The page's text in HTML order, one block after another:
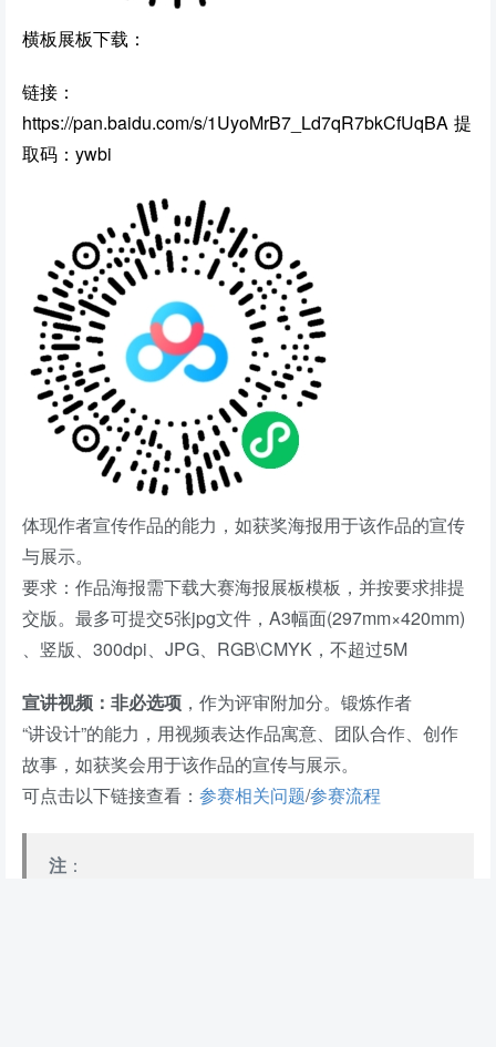
横板展板下载：
链接：
https://pan.baidu.com/s/1UyoMrB7_Ld7qR7bkCfUqBA 提
取码：ywbi
体现作者宣传作品的能力，如获奖海报用于该作品的宣传
与展示。
要求：作品海报需下载大赛海报展板模板，并按要求排提
交版。最多可提交5张jpg文件，A3幅面(297mm×420mm)
、竖版、300dpi、JPG、RGB\CMYK，不超过5M
宣讲视频：非必选项 ，作为评审附加分。锻炼作者
“讲设计”的能力，用视频表达作品寓意、团队合作、创作
故事，如获奖会用于该作品的宣传与展示。
可点击以下链接查看： 参赛相关问题/参赛流程
注 ：